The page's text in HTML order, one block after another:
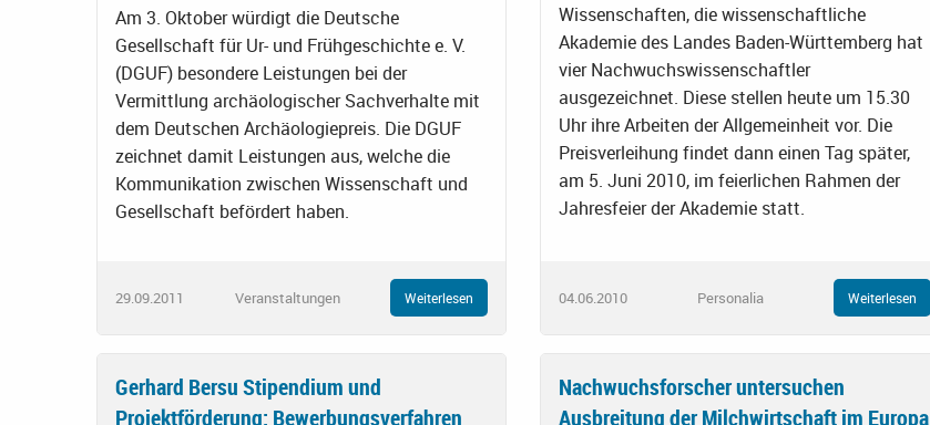
Am 3. Oktober würdigt die Deutsche
Gesellschaft für Ur- und Frühgeschichte e. V.
(DGUF) besondere Leistungen bei der
Vermittlung archäologischer Sachverhalte mit
dem Deutschen Archäologiepreis. Die DGUF
zeichnet damit Leistungen aus, welche die
Kommunikation zwischen Wissenschaft und
Gesellschaft befördert haben.
29.09.2011 Veranstaltungen Weiterlesen
Wissenschaften, die wissenschaftliche
Akademie des Landes Baden-Württemberg hat
vier Nachwuchswissenschaftler
ausgezeichnet. Diese stellen heute um 15.30
Uhr ihre Arbeiten der Allgemeinheit vor. Die
Preisverleihung findet dann einen Tag später,
am 5. Juni 2010, im feierlichen Rahmen der
Jahresfeier der Akademie statt.
04.06.2010 Personalia Weiterlesen
Gerhard Bersu Stipendium und
Projektförderung: Bewerbungsverfahren
Nachwuchsforscher untersuchen
Ausbreitung der Milchwirtschaft im Europa